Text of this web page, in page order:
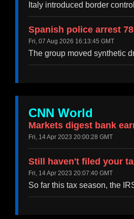
Italy introduced border
Spanish police arrest
Fri, 07 Aug 2026 16:13:45 GMT
The group moved synthetic
CNN World
Markets digest bank
Fri, 14 Apr 2023 20:00:28 GMT
Still haven't filed your
Fri, 14 Apr 2023 20:07:40 GMT
So far this tax season, the